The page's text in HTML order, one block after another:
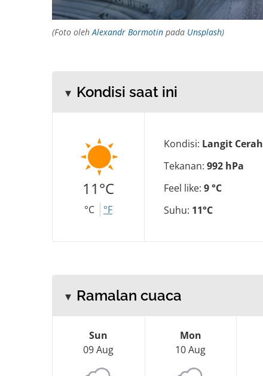
(Foto olehAlexandr Bormotin pada Unsplash)
Kondisi saat ini
11°C
°C °F
Kondisi: Langit Cerah
Tekanan: 992 hPa
Feel like: 9 °C
Suhu: 11°C
Ramalan cuaca
Sun
09 Aug
Mon
10 Aug